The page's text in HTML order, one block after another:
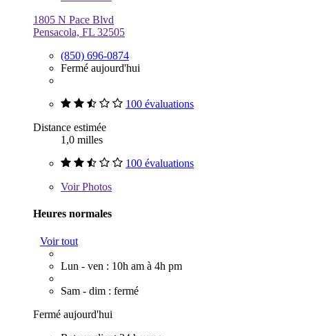
1805 N Pace Blvd
Pensacola, FL 32505
(850) 696-0874
Fermé aujourd'hui
100 évaluations
Distance estimée
1,0 milles
100 évaluations
VoirPhotos
Heures normales
Voir tout
Lun - ven : 10h am à 4h pm
Sam - dim : fermé
Fermé aujourd'hui